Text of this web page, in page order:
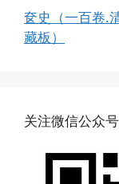
奁史（一百卷.
藏板）
关注微信公众号